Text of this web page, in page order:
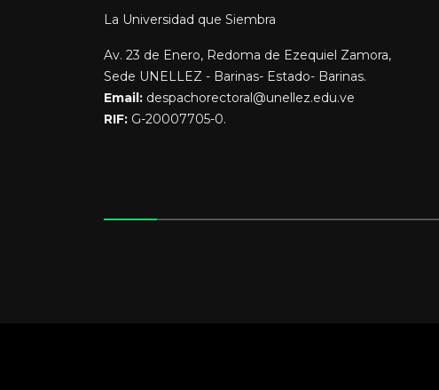
La Universidad que Siembra
Av. 23 de Enero, Redoma de Ezequiel Zamora,
Sede UNELLEZ - Barinas- Estado- Barinas.
Email: despachorectoral@unellez.edu.ve
RIF: G-20007705-0.